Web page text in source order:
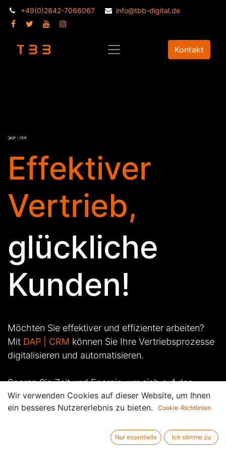
+49(0)2842-7066067 info@tbb-digital.de
Kontakt
Effektiver
Vertrieb,
glückliche
Kunden!
Möchten Sie effektiver und effizienter arbeiten?
Mit DAP | CRM können Sie Ihre Vertriebsprozesse
digitalisieren und automatisieren.
Sparen Sie Zeit und Energie, um sich auf das
Wesentliche zu konzentrieren:
Die Bedürfnisse Ihrer Kunden.
Wir verwenden Cookies auf dieser Website, um Ihnen
ein besseres Nutzererlebnis zu bieten.
Cookie-Richtlinien
Nur essentielle Ich stimme zu